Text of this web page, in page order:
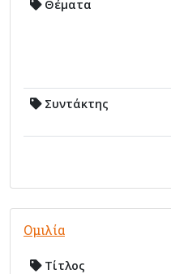
Θέματα
Συντάκτης
Ομιλία
Τίτλος